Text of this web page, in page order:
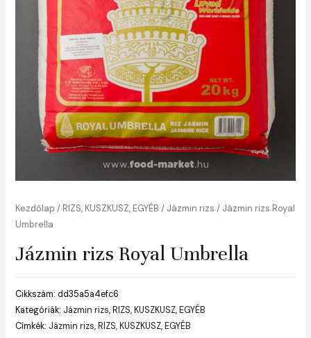
Kezdőlap / RIZS, KUSZKUSZ, EGYÉB / Jázmin rizs / Jázmin rizs Royal
Umbrella
Jázmin rizs Royal Umbrella
Cikkszám: dd35a5a4efc6
Kategóriák: Jázmin rizs, RIZS, KUSZKUSZ, EGYÉB
Címkék: Jázmin rizs, RIZS, KUSZKUSZ, EGYÉB